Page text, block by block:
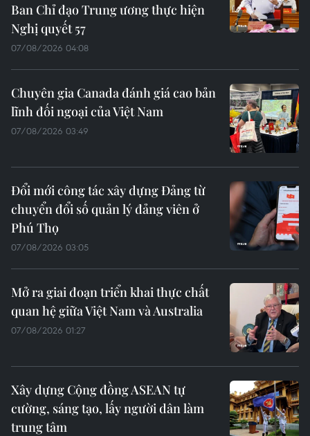
Ban Chỉ đạo Trung ương thực hiện
Nghị quyết 57
07/08/2026 04:08
Chuyên gia Canada đánh giá cao bản
lĩnh đối ngoại của Việt Nam
07/08/2026 03:49
Đổi mới công tác xây dựng Đảng từ
chuyển đổi số quản lý đảng viên ở
Phú Thọ
07/08/2026 03:05
Mở ra giai đoạn triển khai thực chất
quan hệ giữa Việt Nam và Australia
07/08/2026 01:27
Xây dựng Cộng đồng ASEAN tự
cường, sáng tạo, lấy người dân làm
trung tâm